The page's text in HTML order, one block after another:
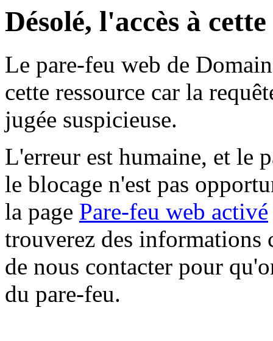
Désolé, l'accès à
Le pare-feu web de
cette ressource car la
jugée suspicieuse.
L'erreur est humaine, et le
le blocage n'est pas
la page Pare-feu web activé
trouverez des informations
de nous contacter pour
du pare-feu.